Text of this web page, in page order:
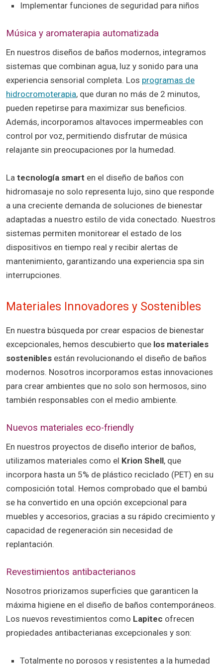
Implementar funciones de seguridad para niños
Música y aromaterapia automatizada
En nuestros diseños de baños modernos, integramos
sistemas que combinan agua, luz y sonido para una
experiencia sensorial completa. Los programas de
hidrocromoterapia, que duran no más de 2 minutos,
pueden repetirse para maximizar sus beneficios.
Además, incorporamos altavoces impermeables con
control por voz, permitiendo disfrutar de música
relajante sin preocupaciones por la humedad.
La tecnología smart en el diseño de baños con
hidromasaje no solo representa lujo, sino que responde
a una creciente demanda de soluciones de bienestar
adaptadas a nuestro estilo de vida conectado. Nuestros
sistemas permiten monitorear el estado de los
dispositivos en tiempo real y recibir alertas de
mantenimiento, garantizando una experiencia spa sin
interrupciones.
Materiales Innovadores y Sostenibles
En nuestra búsqueda por crear espacios de bienestar
excepcionales, hemos descubierto que los materiales
sostenibles están revolucionando el diseño de baños
modernos. Nosotros incorporamos estas innovaciones
para crear ambientes que no solo son hermosos, sino
también responsables con el medio ambiente.
Nuevos materiales eco-friendly
En nuestros proyectos de diseño interior de baños,
utilizamos materiales como el Krion Shell, que
incorpora hasta un 5% de plástico reciclado (PET) en su
composición total. Hemos comprobado que el bambú
se ha convertido en una opción excepcional para
muebles y accesorios, gracias a su rápido crecimiento y
capacidad de regeneración sin necesidad de
replantación.
Revestimientos antibacterianos
Nosotros priorizamos superficies que garanticen la
máxima higiene en el diseño de baños contemporáneos.
Los nuevos revestimientos como Lapitec ofrecen
propiedades antibacterianas excepcionales y son:
Totalmente no porosos y resistentes a la humedad